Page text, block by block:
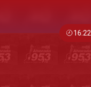
16:22